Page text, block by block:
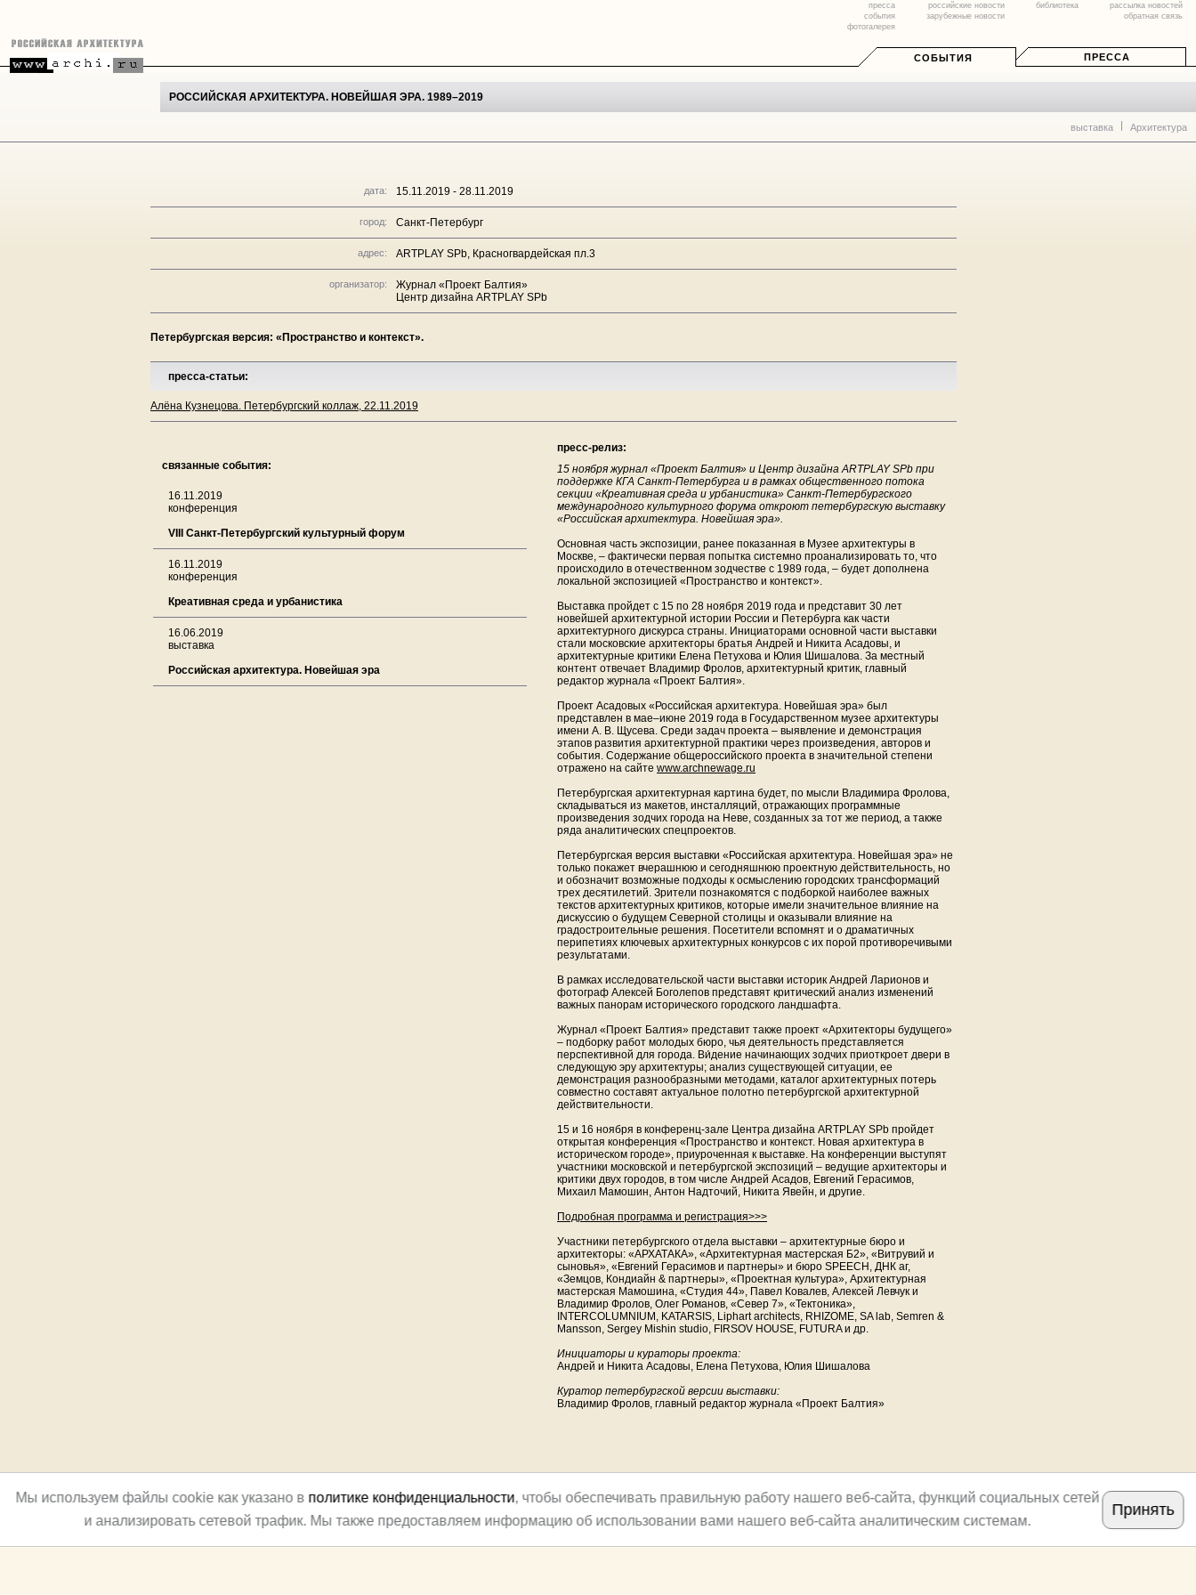
пресса
события
фотогалерея
российские новости
зарубежные новости
библиотека
рассылка новостей
обратная связь
СОБЫТИЯ ПРЕССА
РОССИЙСКАЯ АРХИТЕКТУРА. НОВЕЙШАЯ ЭРА. 1989–2019
выставка Архитектура
дата: 15.11.2019 - 28.11.2019
город: Санкт-Петербург
адрес: ARTPLAY SPb, Красногвардейская пл.3
организатор:
Журнал «Проект Балтия»
Центр дизайна ARTPLAY SPb
Петербургская версия: «Пространство и контекст».
пресса-статьи:
Алёна Кузнецова. Петербургский коллаж, 22.11.2019
связанные события:
16.11.2019
конференция
VIII Санкт-Петербургский культурный форум
16.11.2019
конференция
Креативная среда и урбанистика
16.06.2019
выставка
Российская архитектура. Новейшая эра
пресс-релиз:
15 ноября журнал «Проект Балтия» и Центр дизайна ARTPLAY SPb при
поддержке КГА Санкт-Петербурга и в рамках общественного потока
секции «Креативная среда и урбанистика» Санкт-Петербургского
международного культурного форума откроют петербургскую выставку
«Российская архитектура. Новейшая эра».
Основная часть экспозиции, ранее показанная в Музее архитектуры в
Москве, – фактически первая попытка системно проанализировать то, что
происходило в отечественном зодчестве с 1989 года, – будет дополнена
локальной экспозицией «Пространство и контекст».
Выставка пройдет с 15 по 28 ноября 2019 года и представит 30 лет
новейшей архитектурной истории России и Петербурга как части
архитектурного дискурса страны. Инициаторами основной части выставки
стали московские архитекторы братья Андрей и Никита Асадовы, и
архитектурные критики Елена Петухова и Юлия Шишалова. За местный
контент отвечает Владимир Фролов, архитектурный критик, главный
редактор журнала «Проект Балтия».
Проект Асадовых «Российская архитектура. Новейшая эра» был
представлен в мае–июне 2019 года в Государственном музее архитектуры
имени А. В. Щусева. Среди задач проекта – выявление и демонстрация
этапов развития архитектурной практики через произведения, авторов и
события. Содержание общероссийского проекта в значительной степени
отражено на сайте www.archnewage.ru
Петербургская архитектурная картина будет, по мысли Владимира Фролова,
складываться из макетов, инсталляций, отражающих программные
произведения зодчих города на Неве, созданных за тот же период, а также
ряда аналитических спецпроектов.
Петербургская версия выставки «Российская архитектура. Новейшая эра» не
только покажет вчерашнюю и сегодняшнюю проектную действительность, но
и обозначит возможные подходы к осмыслению городских трансформаций
трех десятилетий. Зрители познакомятся с подборкой наиболее важных
текстов архитектурных критиков, которые имели значительное влияние на
дискуссию о будущем Северной столицы и оказывали влияние на
градостроительные решения. Посетители вспомнят и о драматичных
перипетиях ключевых архитектурных конкурсов с их порой противоречивыми
результатами.
В рамках исследовательской части выставки историк Андрей Ларионов и
фотограф Алексей Боголепов представят критический анализ изменений
важных панорам исторического городского ландшафта.
Журнал «Проект Балтия» представит также проект «Архитекторы будущего»
– подборку работ молодых бюро, чья деятельность представляется
перспективной для города. Ви́дение начинающих зодчих приоткроет двери в
следующую эру архитектуры; анализ существующей ситуации, ее
демонстрация разнообразными методами, каталог архитектурных потерь
совместно составят актуальное полотно петербургской архитектурной
действительности.
15 и 16 ноября в конференц-зале Центра дизайна ARTPLAY SPb пройдет
открытая конференция «Пространство и контекст. Новая архитектура в
историческом городе», приуроченная к выставке. На конференции выступят
участники московской и петербургской экспозиций – ведущие архитекторы и
критики двух городов, в том числе Андрей Асадов, Евгений Герасимов,
Михаил Мамошин, Антон Надточий, Никита Явейн, и другие.
Подробная программа и регистрация>>>
Участники петербургского отдела выставки – архитектурные бюро и
архитекторы: «АРХАТАКА», «Архитектурная мастерская Б2», «Витрувий и
сыновья», «Евгений Герасимов и партнеры» и бюро SPEECH, ДНК аг,
«Земцов, Кондиайн & партнеры», «Проектная культура», Архитектурная
мастерская Мамошина, «Студия 44», Павел Ковалев, Алексей Левчук и
Владимир Фролов, Олег Романов, «Север 7», «Тектоника»,
INTERCOLUMNIUM, KATARSIS, Liphart architects, RHIZOME, SA lab, Semren &
Mansson, Sergey Mishin studio, FIRSOV HOUSE, FUTURA и др.
Инициаторы и кураторы проекта:
Андрей и Никита Асадовы, Елена Петухова, Юлия Шишалова
Куратор петербургской версии выставки:
Владимир Фролов, главный редактор журнала «Проект Балтия»
Мы используем файлы cookie как указано в политике конфиденциальности, чтобы обеспечивать правильную работу нашего веб-сайта, функций социальных сетей
и анализировать сетевой трафик. Мы также предоставляем информацию об использовании вами нашего веб-сайта аналитическим системам.
Принять